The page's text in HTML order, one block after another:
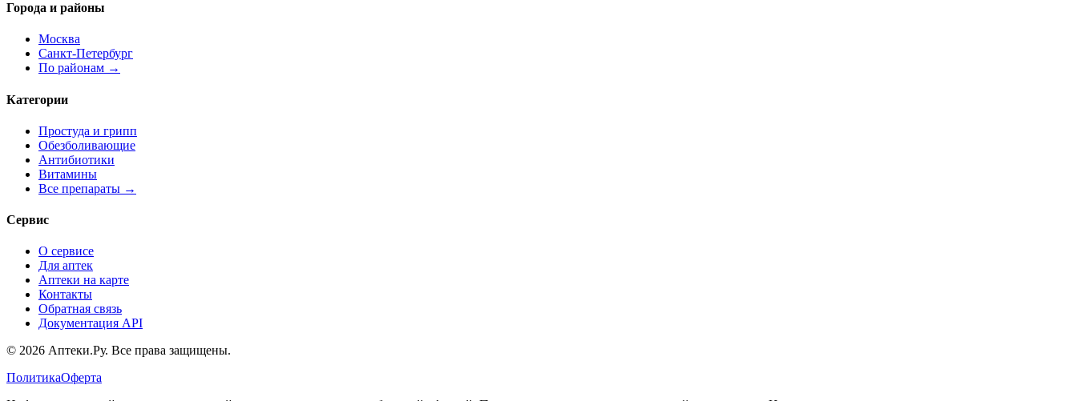
Города и районы
Москва
Санкт-Петербург
По районам →
Категории
Простуда и грипп
Обезболивающие
Антибиотики
Витамины
Все препараты →
Сервис
О сервисе
Для аптек
Аптеки на карте
Контакты
Обратная связь
Документация API
© 2026 Аптеки.Ру. Все права защищены.
ПолитикаОферта